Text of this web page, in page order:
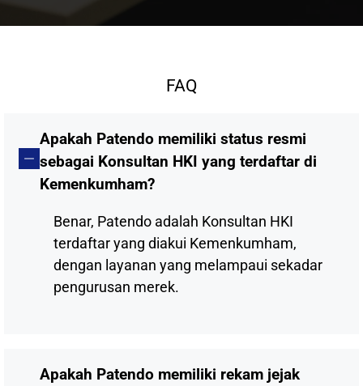
FAQ
Apakah Patendo memiliki status resmi
sebagai Konsultan HKI yang terdaftar di
Kemenkumham?
Benar, Patendo adalah Konsultan HKI
terdaftar yang diakui Kemenkumham,
dengan layanan yang melampaui sekadar
pengurusan merek.
Apakah Patendo memiliki rekam jejak